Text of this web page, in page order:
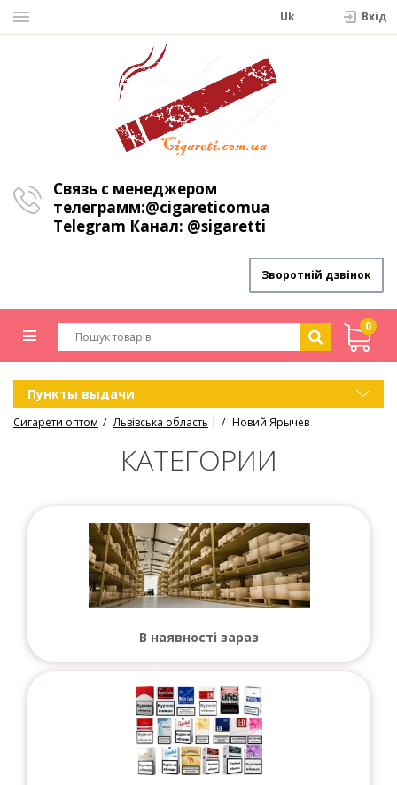
Uk Вхiд
Связь с менеджером
телеграмм:@cigareticomua
Telegram Канал: @sigaretti
Зворотній дзвінок
0
Пункты выдачи
Сигарети оптом Львівська область | Новий Ярычев
КАТЕГОРИИ
В наявності зараз